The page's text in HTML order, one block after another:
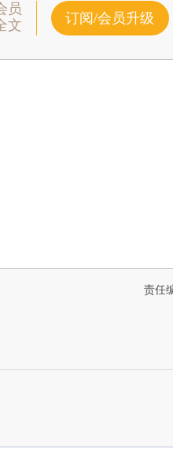
员
文
订阅/会员升级
责任